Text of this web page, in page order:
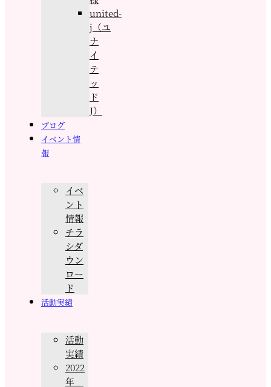
united-
j（ユ
ナ
イ
テ
ッ
ド
J）
ブログ
イベント情
報
イベ
ント
情報
チラ
シダ
ウン
ロー
ド
活動実績
活動
実績
2022
年